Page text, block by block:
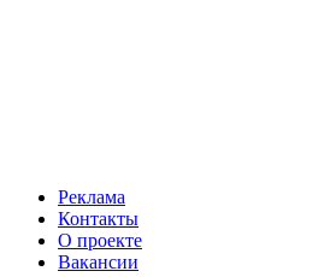
Реклама
Контакты
О проекте
Вакансии